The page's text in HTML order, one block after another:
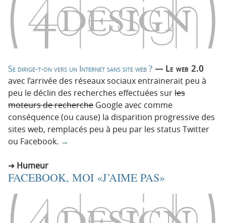
Se dirige-t-on vers un Internet sans site web ? — Le web 2.0
avec l’arrivée des réseaux sociaux entrainerait peu à
peu le déclin des recherches effectuées surles
moteurs de recherche Google avec comme
conséquence (ou cause) la disparition progressive des
sites web, remplacés peu à peu par les status Twitter
ou Facebook. →
Humeur
FACEBOOK, MOI «J’AIME PAS»